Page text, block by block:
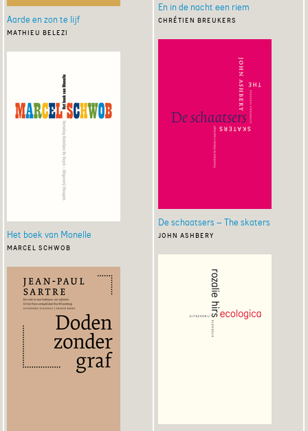
Aarde en zon te lijf
mathieu belezi
Het boek van Monelle
marcel schwob
En in de nacht een riem
chrétien breukers
De schaatsers – The skaters
john ashbery